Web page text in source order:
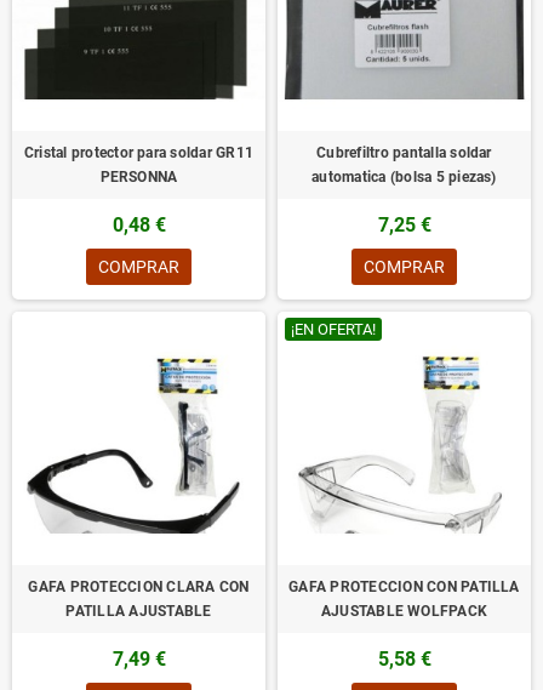
Cristal protector para soldar GR11
PERSONNA
0,48 €
COMPRAR
Cubrefiltro pantalla soldar
automatica (bolsa 5 piezas)
7,25 €
COMPRAR
GAFA PROTECCION CLARA CON
PATILLA AJUSTABLE
7,49 €
¡EN OFERTA!
GAFA PROTECCION CON PATILLA
AJUSTABLE WOLFPACK
5,58 €